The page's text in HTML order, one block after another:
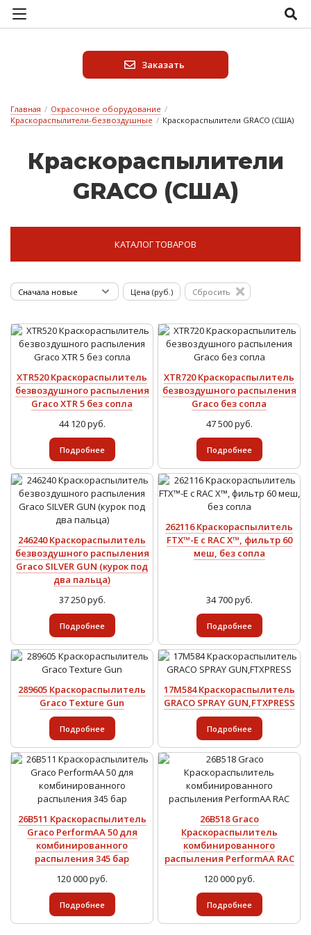
Заказать
Главная / Окрасочное оборудование /
Краскораспылители-безвоздушные / Краскораспылители GRACO (США)
Крас­ко­рас­пы­ли­те­ли
GRACO (США)
КАТАЛОГ ТОВАРОВ
Цена (руб.) Сбросить
XTR520 Краскораспылитель
безвоздушного распыления
Graco XTR 5 без сопла
44 120 руб.
Подробнее
XTR720 Краскораспылитель
безвоздушного распыления
Graco без сопла
47 500 руб.
Подробнее
246240 Краскораспылитель
безвоздушного распыления
Graco SILVER GUN (курок под
два пальца)
37 250 руб.
Подробнее
262116 Краскораспылитель
FTX™-E с RAC X™, фильтр 60
меш, без сопла
34 700 руб.
Подробнее
289605 Краскораспылитель
Graco Texture Gun
Подробнее
17M584 Краскораспылитель
GRACO SPRAY GUN,FTXPRESS
Подробнее
26B511 Краскораспылитель
Graco PerformAA 50 для
комбинированного
распыления 345 бар
120 000 руб.
Подробнее
26B518 Graco
Краскораспылитель
комбинированного
распыления PerformAA RAC
120 000 руб.
Подробнее